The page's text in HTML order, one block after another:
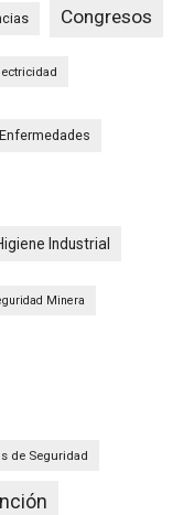
Congresos
Enfermedades
Industrial
Minera
de Seguridad